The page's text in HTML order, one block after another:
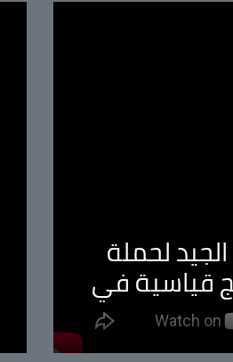
لحملة
قياسية في